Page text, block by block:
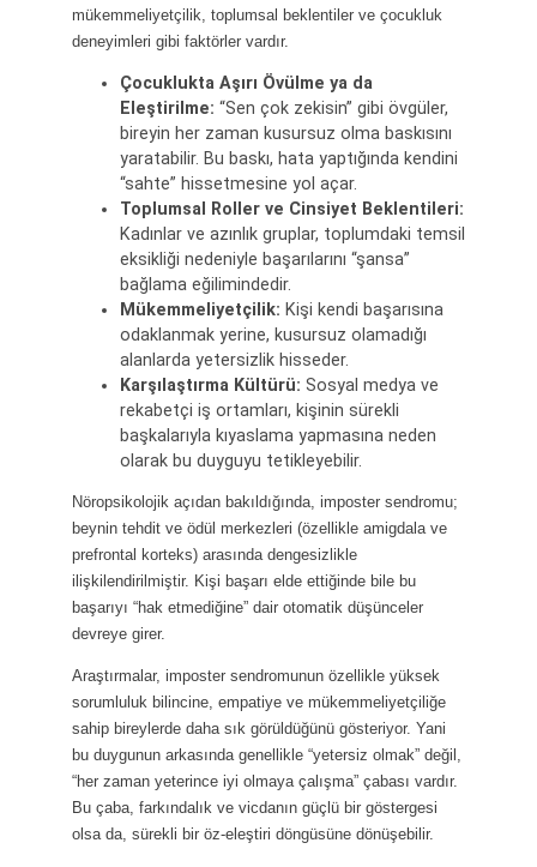
mükemmeliyetçilik, toplumsal beklentiler ve çocukluk
deneyimleri gibi faktörler vardır.
Çocuklukta Aşırı Övülme ya da
Eleştirilme: “Sen çok zekisin” gibi övgüler,
bireyin her zaman kusursuz olma baskısını
yaratabilir. Bu baskı, hata yaptığında kendini
“sahte” hissetmesine yol açar.
Toplumsal Roller ve Cinsiyet Beklentileri:
Kadınlar ve azınlık gruplar, toplumdaki temsil
eksikliği nedeniyle başarılarını “şansa”
bağlama eğilimindedir.
Mükemmeliyetçilik: Kişi kendi başarısına
odaklanmak yerine, kusursuz olamadığı
alanlarda yetersizlik hisseder.
Karşılaştırma Kültürü: Sosyal medya ve
rekabetçi iş ortamları, kişinin sürekli
başkalarıyla kıyaslama yapmasına neden
olarak bu duyguyu tetikleyebilir.
Nöropsikolojik açıdan bakıldığında, imposter sendromu;
beynin tehdit ve ödül merkezleri (özellikle amigdala ve
prefrontal korteks) arasında dengesizlikle
ilişkilendirilmiştir. Kişi başarı elde ettiğinde bile bu
başarıyı “hak etmediğine” dair otomatik düşünceler
devreye girer.
Araştırmalar, imposter sendromunun özellikle yüksek
sorumluluk bilincine, empatiye ve mükemmeliyetçiliğe
sahip bireylerde daha sık görüldüğünü gösteriyor. Yani
bu duygunun arkasında genellikle “yetersiz olmak” değil,
“her zaman yeterince iyi olmaya çalışma” çabası vardır.
Bu çaba, farkındalık ve vicdanın güçlü bir göstergesi
olsa da, sürekli bir öz-eleştiri döngüsüne dönüşebilir.